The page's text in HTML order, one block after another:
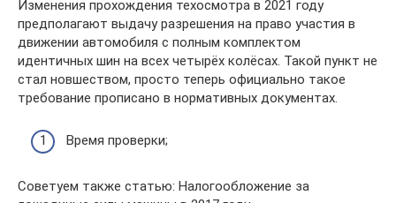
Изменения прохождения техосмотра в 2021 году
предполагают выдачу разрешения на право участия в
движении автомобиля с полным комплектом
идентичных шин на всех четырёх колёсах. Такой пункт не
стал новшеством, просто теперь официально такое
требование прописано в нормативных документах.
Время проверки;
Советуем также статью: Налогообложение за